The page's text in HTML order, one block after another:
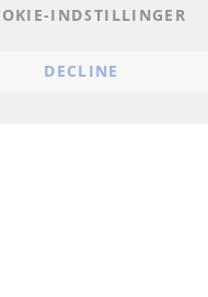
INDSTILLINGER
DECLINE